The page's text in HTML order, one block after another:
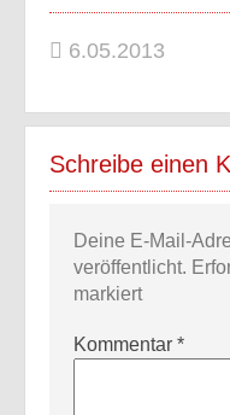
6.05.2013
Schreibe einen
Deine E-Mail-
veröffentlicht.
markiert
Kommentar *